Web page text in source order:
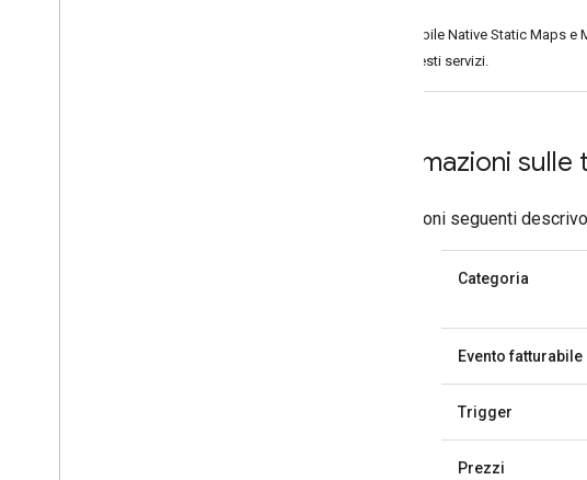
Mobile Native Static Maps e
a questi servizi.
Informazioni sulle
Le sezioni seguenti
Categoria
Evento fatturabile
Trigger
Prezzi